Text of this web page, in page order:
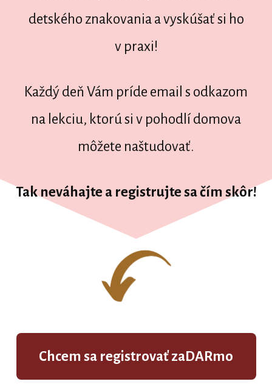
detského znakovania a vyskúšať si ho
v praxi!
Každý deň Vám príde email s odkazom
na lekciu, ktorú si v pohodlí domova
môžete naštudovať.
Tak neváhajte a registrujte sa čím skôr!
Chcem sa registrovať zaDARmo